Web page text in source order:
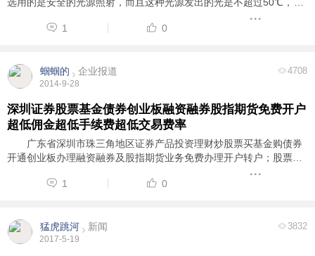
色的冷光照射在皮肤上基本没有什么感觉，隔绝了紫外线和远红外线
处理过之后，所以也不会对人体或者皮肤有 ...
1 0
蝈蝈的 企业报道
2014-9-28
4708
深圳证券股票基金债券创业板融资融券股指期货免费开户
超低佣金超低手续费超低交易费率
广东省深圳市珠三角地区证券产品投资理财炒股票买基金购债券
开通创业板办理融资融券及股指期货业务免费办理开户转户；股票超
低交易佣金手续费交易费率全国最低最优惠；超低费率直逼券商成本
底线；深圳股票交易佣金万分之2全包无条件 ...
1 0
猛虎跳河 新闻
2017-5-19
3832